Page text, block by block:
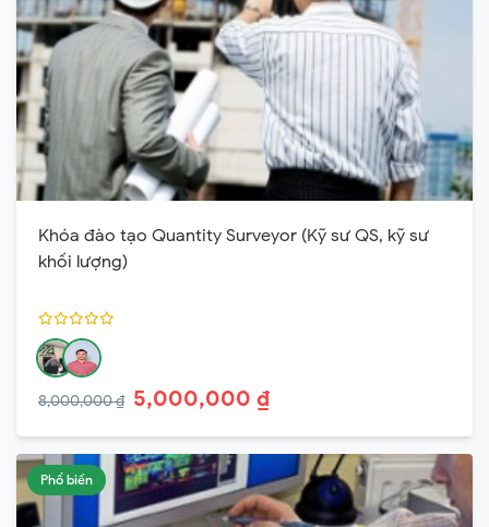
Khóa đào tạo Quantity Surveyor (Kỹ sư QS, kỹ sư
khối lượng)
8,000,000 ₫ 5,000,000 ₫
Phổ biến